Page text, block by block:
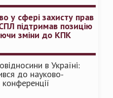
у сфері захисту прав
підтримав позицію
зміни до КПК
в Україні:
до науково-